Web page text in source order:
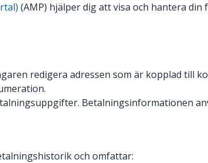
(AMP) hjälper dig att visa och hantera
redigera adressen som är kopplad till
Betalningsinformationen
och omfattar: